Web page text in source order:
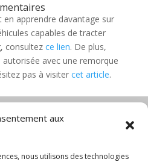
aux
nous utilisons des technologies
apprendre davantage sur
capables de tracter
consultez ce lien. De plus,
avec une remorque
pas à visiter cet article.
CGV